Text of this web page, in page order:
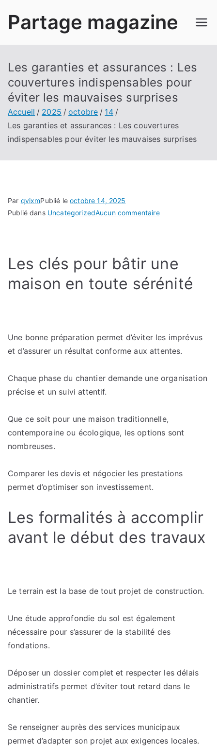
Partage magazine
Les garanties et assurances : Les
couvertures indispensables pour
éviter les mauvaises surprises
Accueil 2025 octobre
14
Les garanties et assurances : Les couvertures
indispensables pour éviter les mauvaises surprises
Par qvixmPublié leoctobre 14, 2025
Publié dans UncategorizedAucun commentairesur
assurances
Les
éviter
Les clés pour bâtir une
maison en toute sérénité
Une bonne préparation permet d’éviter les imprévus
et d’assurer un résultat conforme aux attentes.
Chaque phase du chantier demande une organisation
précise et un suivi attentif.
Que ce soit pour une maison traditionnelle,
contemporaine ou écologique, les options sont
nombreuses.
Comparer les devis et négocier les prestations
permet d’optimiser son investissement.
Les formalités à accomplir
avant le début des travaux
Le terrain est la base de tout projet de construction.
Une étude approfondie du sol est également
nécessaire pour s’assurer de la stabilité des
fondations.
Déposer un dossier complet et respecter les délais
administratifs permet d’éviter tout retard dans le
chantier.
Se renseigner auprès des services municipaux
permet d’adapter son projet aux exigences locales.